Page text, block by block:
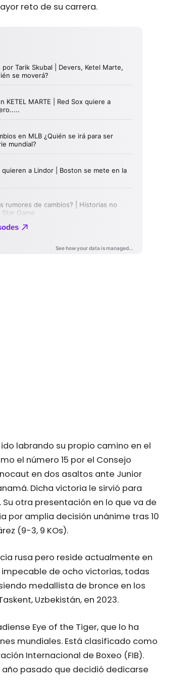
reto de su carrera.
labrando su propio camino en el
el número 15 por el Consejo
en dos asaltos ante Junior
Dicha victoria le sirvió para
Su otra presentación en lo que va de
por amplia decisión unánime tras 10
(9-3, 9 KOs).
rusa pero reside actualmente en
de ocho victorias, todas
medallista de bronce en los
Uzbekistán, en 2023.
Eye of the Tiger, que lo ha
mundiales. Está clasificado como
Internacional de Boxeo (FIB).
pasado que decidió dedicarse